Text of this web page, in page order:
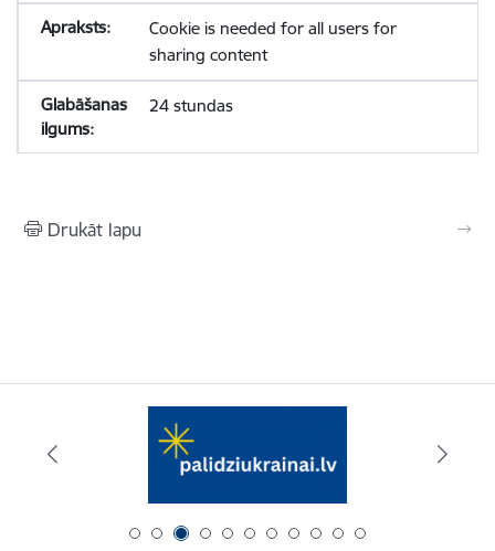
Cookie is needed for all users for
sharing content
24 stundas
Drukāt lapu